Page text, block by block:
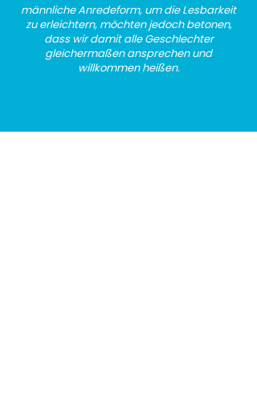
männliche Anredeform, um die Lesbarkeit
zu erleichtern, möchten jedoch betonen,
dass wir damit alle Geschlechter
gleichermaßen ansprechen und
willkommen heißen.